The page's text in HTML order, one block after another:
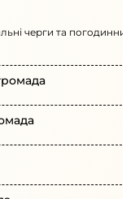
черги та
громада
громада